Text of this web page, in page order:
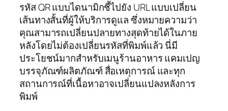
รหัส QR แบบไดนามิกชี้ไปยัง URL แบบเปลี่ยน
เส้นทางสั้นที่ผู้ให้บริการดูแล ซึ่งหมายความว่า
คุณสามารถเปลี่ยนปลายทางสุดท้ายได้ในภาย
หลังโดยไม่ต้องเปลี่ยนรหัสที่พิมพ์แล้ว นี่มี
ประโยชน์มากสำหรับเมนูร้านอาหาร แคมเปญ
บรรจุภัณฑ์ผลิตภัณฑ์ สื่อเหตุการณ์ และทุก
สถานการณ์ที่เนื้อหาอาจเปลี่ยนแปลงหลังการ
พิมพ์